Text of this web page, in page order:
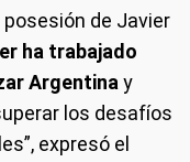
de Javier
ha trabajado
Argentina y
los desafíos
expresó el